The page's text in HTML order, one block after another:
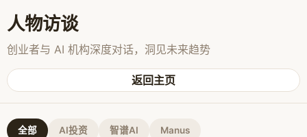
人物访谈
创业者与 AI 机构深度对话，洞见未来趋势
返回主页
全部 AI投资 智谱AI Manus